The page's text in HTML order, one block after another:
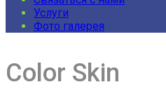
Услуги
Фото галерея
Color Skin